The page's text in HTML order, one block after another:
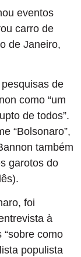
eventos
carro de
de Janeiro,
de
como “um
de todos”.
“Bolsonaro”,
também
garotos do
foi
à
como
populista